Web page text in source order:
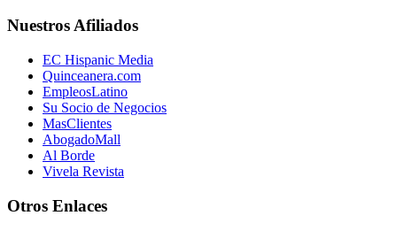
Nuestros Afiliados
EC Hispanic Media
Quinceanera.com
EmpleosLatino
Su Socio de Negocios
MasClientes
AbogadoMall
Al Borde
Vivela Revista
Otros Enlaces